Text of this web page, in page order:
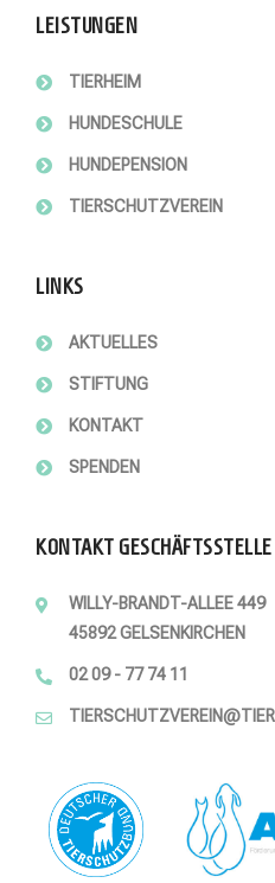
LEISTUNGEN
TIERHEIM
HUNDESCHULE
HUNDEPENSION
TIERSCHUTZVEREIN
LINKS
AKTUELLES
STIFTUNG
KONTAKT
SPENDEN
KONTAKT GESCHÄFTSSTELLE
WILLY-BRANDT-ALLEE 449
45892 GELSENKIRCHEN
02 09 - 77 74 11